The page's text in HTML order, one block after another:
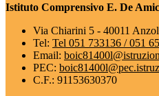
Istituto Comprensivo E. De
Via Chiarini 5 - 40011
Tel: Tel 051 733136 / 051
Email:
PEC:
C.F.: 91153630370